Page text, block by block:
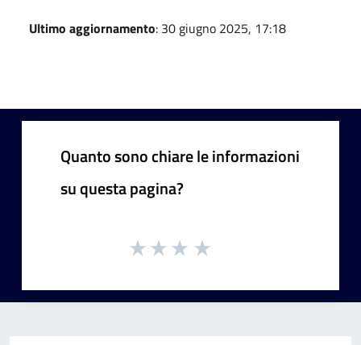
Ultimo aggiornamento: 30 giugno 2025, 17:18
Quanto sono chiare le informazioni
su questa pagina?